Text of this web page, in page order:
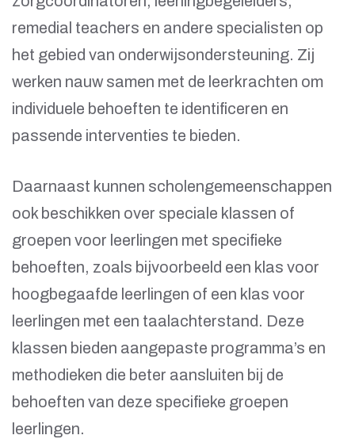
remedial teachers en andere specialisten op
het gebied van onderwijsondersteuning. Zij
werken nauw samen met de leerkrachten om
individuele behoeften te identificeren en
passende interventies te bieden.
Daarnaast kunnen scholengemeenschappen
ook beschikken over speciale klassen of
groepen voor leerlingen met specifieke
behoeften, zoals bijvoorbeeld een klas voor
hoogbegaafde leerlingen of een klas voor
leerlingen met een taalachterstand. Deze
klassen bieden aangepaste programma’s en
methodieken die beter aansluiten bij de
behoeften van deze specifieke groepen
leerlingen.